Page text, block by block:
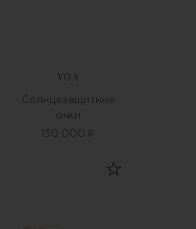
VOA
Солнцезащитные
очки
150 000 ₽